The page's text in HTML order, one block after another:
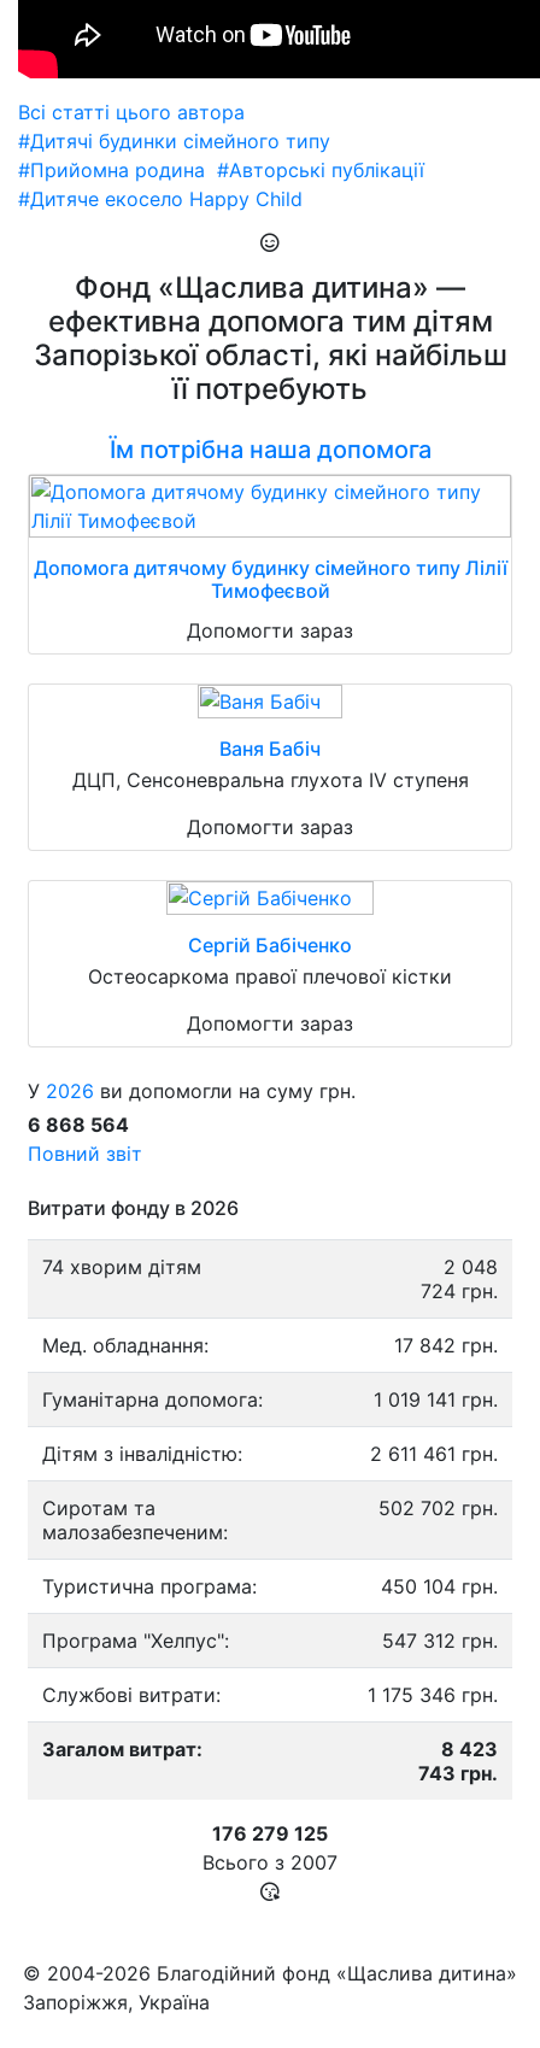
Всі статті цього автора
#Дитячі будинки сімейного типу
#Прийомна родина #Авторські публікації
#Дитяче екосело Happy Child
Фонд «Щаслива дитина» —
ефективна допомога тим дітям
Запорізької області, які найбільш
її потребують
Їм потрібна наша допомога
Допомога дитячому будинку сімейного типу Лілії
Тимофеєвой
Допомогти зараз
Ваня Бабіч
ДЦП, Сенсоневральна глухота IV ступеня
Допомогти зараз
Сергій Бабіченко
Остеосаркома правої плечової кістки
Допомогти зараз
У 2026 ви допомогли на суму грн.
6 868 564
Повний звіт
Витрати фонду в 2026
74 хворим дітям
2 048
724 грн.
Мед. обладнання: 17 842 грн.
Гуманітарна допомога: 1 019 141 грн.
Дітям з інвалідністю: 2 611 461 грн.
Сиротам та
малозабезпеченим:
502 702 грн.
Туристична програма: 450 104 грн.
Програма "Хелпус": 547 312 грн.
Службові витрати: 1 175 346 грн.
Загалом витрат:
8 423
743 грн.
176 279 125
Всього з 2007
© 2004-2026 Благодійний фонд «Щаслива дитина»
Запоріжжя, Україна